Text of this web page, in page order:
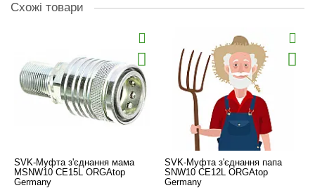
Схожі товари
SVK-Муфта з'єднання мама
MSNW10 CE15L ORGAtop
Germany
SVK-Муфта з'єднання папа
SNW10 CE12L ORGAtop
Germany